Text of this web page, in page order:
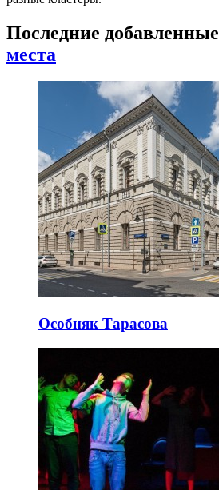
Последние добавленные
места
Особняк Тарасова